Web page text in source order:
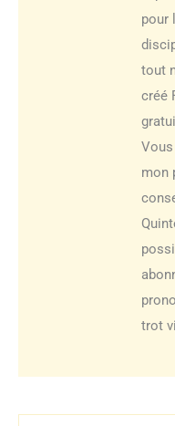
pour
tout
créé
mon
trot